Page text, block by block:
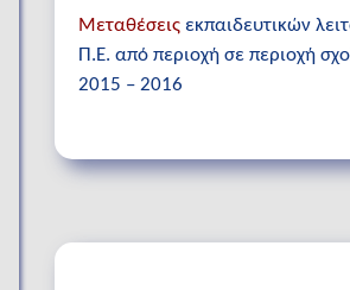
Μεταθέσεις εκπαιδευτικών
Π.Ε. από περιοχή σε περιοχή
2015 – 2016